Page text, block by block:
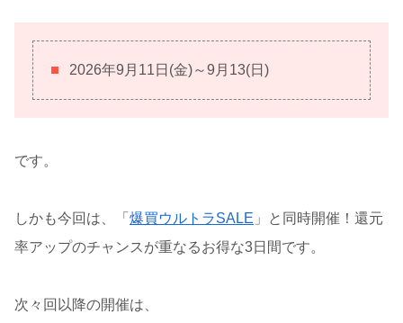
2026年9月11日(金)～9月13(日)
です。
しかも今回は、「 爆買ウルトラSALE 」と同時開催！還元
率アップのチャンスが重なるお得な3日間です。
次々回以降の開催は、